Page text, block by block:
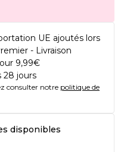
UE ajoutés lors
- Livraison
9,99€
28 jours
consulter notre politique de
disponibles